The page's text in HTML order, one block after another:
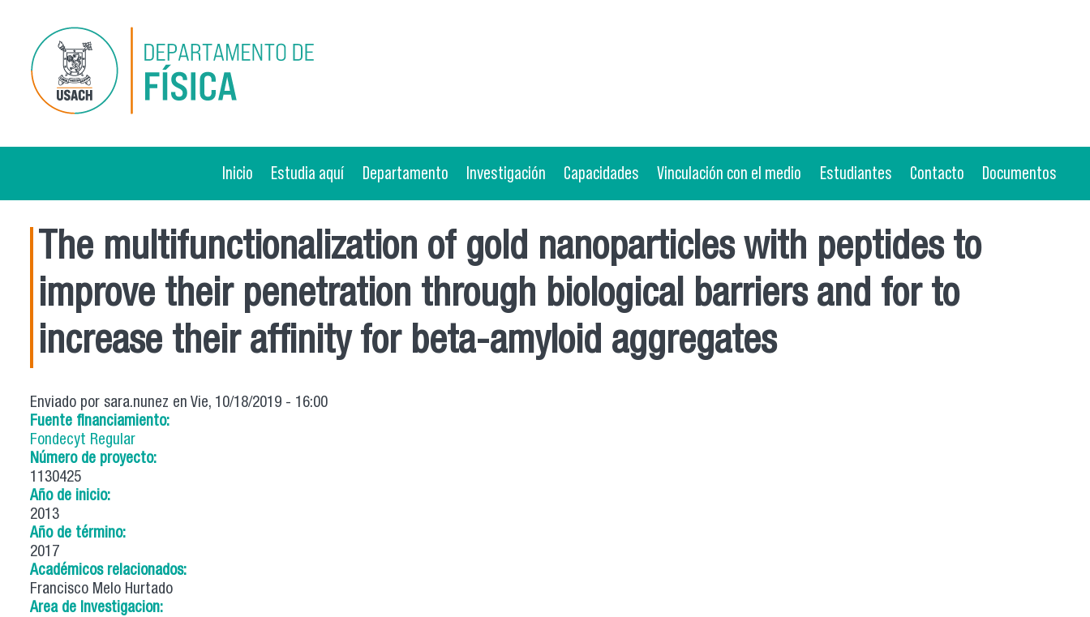
Inicio Estudia aquí Departamento Investigación Capacidades Vinculación con el medio Estudiantes Contacto Documentos
The multifunctionalization of gold nanoparticles with peptides to
improve their penetration through biological barriers and for to
increase their affinity for beta-amyloid aggregates
Enviado por sara.nunez en Vie, 10/18/2019 - 16:00
Fuente financiamiento:
Fondecyt Regular
Número de proyecto:
1130425
Año de inicio:
2013
Año de término:
2017
Académicos relacionados:
Francisco Melo Hurtado
Area de Investigacion: